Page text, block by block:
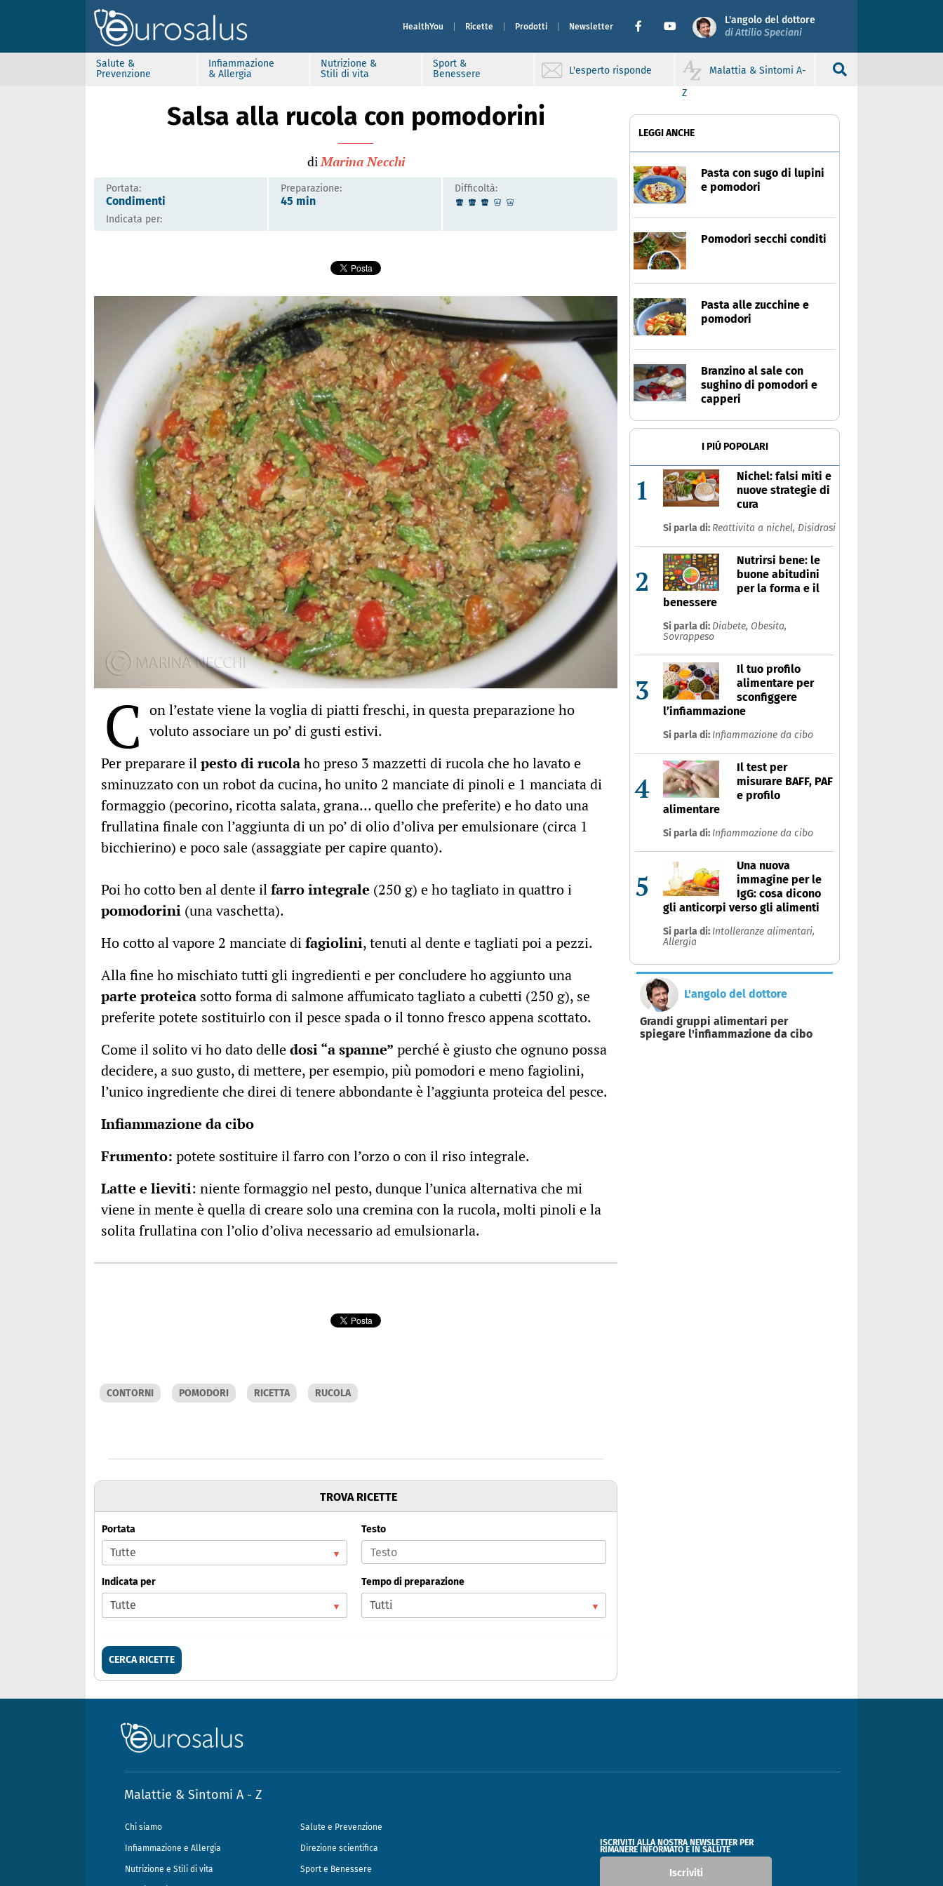
HealthYou Ricette Prodotti Newsletter
L'angolo del dottore
di Attilio Speciani
Salute &
Prevenzione
Infiammazione
& Allergia
Nutrizione &
Stili di vita
Sport &
Benessere
L'esperto risponde
Malattia & Sintomi A-
Z
Salsa alla rucola con pomodorini
diMarina Necchi
Portata:
Condimenti
Indicata per:
Preparazione:
45 min
Difficoltà:
C on l’estate viene la voglia di piatti freschi, in questa preparazione ho
voluto associare un po’ di gusti estivi.
Per preparare ilpesto di rucolaho preso 3 mazzetti di rucola che ho lavato e
sminuzzato con un robot da cucina, ho unito 2 manciate di pinoli e 1 manciata di
formaggio (pecorino, ricotta salata, grana… quello che preferite) e ho dato una
frullatina finale con l’aggiunta di un po’ di olio d’oliva per emulsionare (circa 1
bicchierino) e poco sale (assaggiate per capire quanto).
Poi ho cotto ben al dente ilfarro integrale (250 g) e ho tagliato in quattro i
pomodorini (una vaschetta).
Ho cotto al vapore 2 manciate difagiolini, tenuti al dente e tagliati poi a pezzi.
Alla fine ho mischiato tutti gli ingredienti e per concludere ho aggiunto una
parte proteica sotto forma di salmone affumicato tagliato a cubetti (250 g), se
preferite potete sostituirlo con il pesce spada o il tonno fresco appena scottato.
Come il solito vi ho dato delledosi “a spanne” perché è giusto che ognuno possa
decidere, a suo gusto, di mettere, per esempio, più pomodori e meno fagiolini,
l’unico ingrediente che direi di tenere abbondante è l’aggiunta proteica del pesce.
Infiammazione da cibo
Frumento: potete sostituire il farro con l’orzo o con il riso integrale.
Latte e lieviti: niente formaggio nel pesto, dunque l’unica alternativa che mi
viene in mente è quella di creare solo una cremina con la rucola, molti pinoli e la
solita frullatina con l’olio d’oliva necessario ad emulsionarla.
CONTORNI POMODORI RICETTA RUCOLA
TROVA RICETTE
Portata Testo
Indicata per Tempo di preparazione
CERCA RICETTE
LEGGI ANCHE
Pasta con sugo di lupini
e pomodori
Pomodori secchi conditi
Pasta alle zucchine e
pomodori
Branzino al sale con
sughino di pomodori e
capperi
I PIÚ POPOLARI
1
Nichel: falsi miti e
nuove strategie di
cura
Si parla di: Reattivita a nichel, Disidrosi
2
Nutrirsi bene: le
buone abitudini
per la forma e il
benessere
Si parla di: Diabete, Obesita,
Sovrappeso
3
Il tuo profilo
alimentare per
sconfiggere
l’infiammazione
Si parla di: Infiammazione da cibo
4
Il test per
misurare BAFF, PAF
e profilo
alimentare
Si parla di: Infiammazione da cibo
5
Una nuova
immagine per le
IgG: cosa dicono
gli anticorpi verso gli alimenti
Si parla di: Intolleranze alimentari,
Allergia
L'angolo del dottore
Grandi gruppi alimentari per
spiegare l'infiammazione da cibo
Malattie & Sintomi A - Z
Chi siamo Salute e Prevenzione
Infiammazione e Allergia Direzione scientifica
Nutrizione e Stili di vita Sport e Benessere
ISCRIVITI ALLA NOSTRA NEWSLETTER PER
RIMANERE INFORMATO E IN SALUTE
Iscriviti